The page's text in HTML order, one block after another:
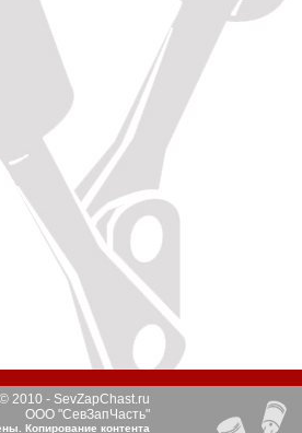
2010 - SevZapChast.ru
ООО "СевЗапЧасть"
Копирование контента